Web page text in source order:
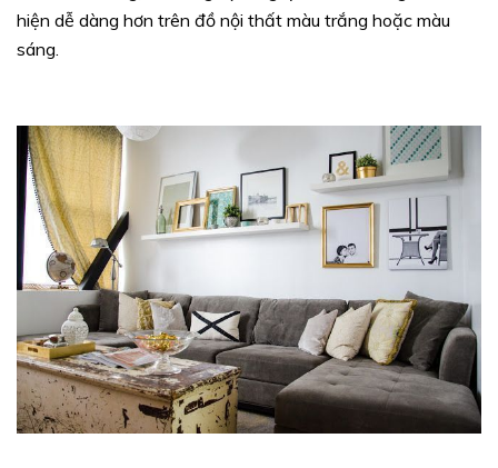
hiện dễ dàng hơn trên đồ nội thất màu trắng hoặc màu
sáng.